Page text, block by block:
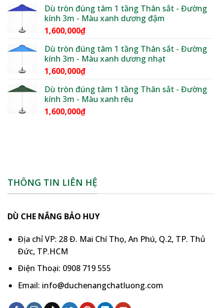
5 sao
từ
1,600,000₫
Dù tròn đúng tâm 1 tầng Thân sắt - Đường
kính 3m - Màu xanh dương đậm
1,600,000₫
Dù tròn đúng tâm 1 tầng Thân sắt - Đường
kính 3m - Màu xanh dương nhạt
1,600,000₫
Dù tròn đúng tâm 1 tầng Thân sắt - Đường
kính 3m - Màu xanh rêu
1,600,000₫
THÔNG TIN LIÊN HỆ
DÙ CHE NẮNG BẢO HUY
Địa chỉ VP: 28 Đ. Mai Chí Thọ, An Phú, Q.2, TP. Thủ
Đức, TP.HCM
Điện Thoại: 0908 719 555
Email: info@duchenangchatluong.com